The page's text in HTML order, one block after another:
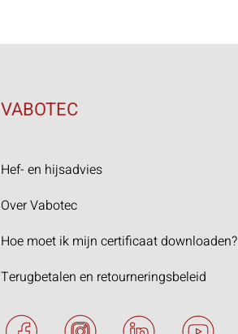
VABOTEC
Hef- en hijsadvies
Over Vabotec
Hoe moet ik mijn certificaat downloaden?
Terugbetalen en retourneringsbeleid